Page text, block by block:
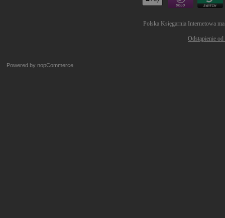
Polska Księgarnia Internetowa
Odstąpienie
Powered by nopCommerce